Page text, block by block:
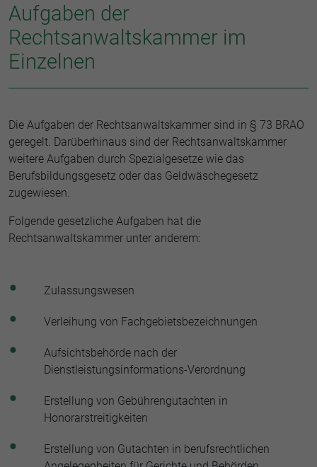
Aufgaben der
Rechtsanwaltskammer im
Einzelnen
Die Aufgaben der Rechtsanwaltskammer sind in § 73 BRAO
geregelt. Darüberhinaus sind der Rechtsanwaltskammer
weitere Aufgaben durch Spezialgesetze wie das
Berufsbildungsgesetz oder das Geldwäschegesetz
zugewiesen.
Folgende gesetzliche Aufgaben hat die
Rechtsanwaltskammer unter anderem:
Zulassungswesen
Verleihung von Fachgebietsbezeichnungen
Aufsichtsbehörde nach der
Dienstleistungsinformations-Verordnung
Erstellung von Gebührengutachten in
Honorarstreitigkeiten
Erstellung von Gutachten in berufsrechtlichen